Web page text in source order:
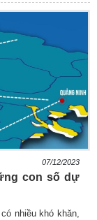
07/12/2023
con số dự
nhiều khó khăn,